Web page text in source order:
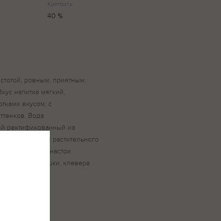
Крепость
40 %
ровным, приятным,
напитка мягкий,
вкусом, с
Вода
ректификованный из
спиртованный растительного
входят настои
цветков ромашки, клевера